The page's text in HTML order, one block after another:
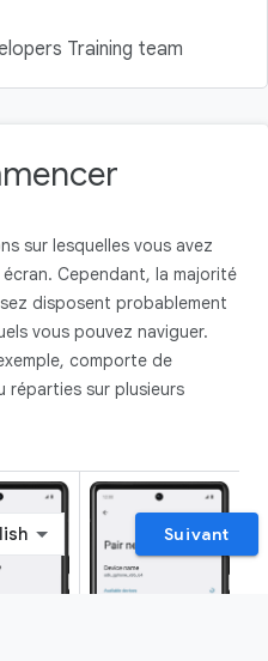
Training team
sur lesquelles vous avez
Cependant, la majorité
disposent probablement
vous pouvez naviguer.
comporte de
réparties sur plusieurs
Suivant